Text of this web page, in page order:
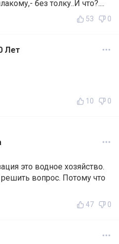
без толку..И что?....
53 0
Лет
10 0
это водное хозяйство.
вопрос. Потому что
47 0